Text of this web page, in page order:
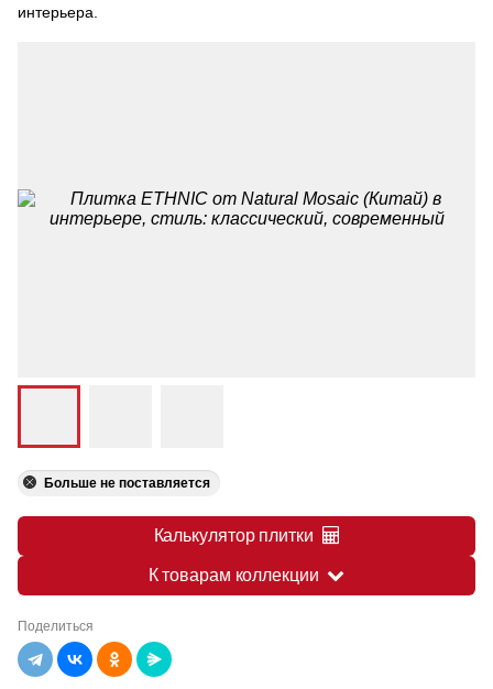
интерьера.
Больше не поставляется
Калькулятор плитки
К товарам коллекции
Поделиться